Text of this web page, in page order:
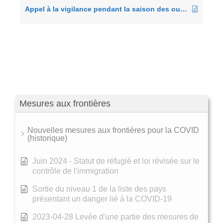
Mesures aux frontières
Nouvelles mesures aux frontières pour la COVID
(historique)
Juin 2024 - Statut de réfugié et loi révisée sur le
contrôle de l'immigration
Sortie du niveau 1 de la liste des pays
présentant un danger lié à la COVID-19
2023-04-28 Levée d'une partie des mesures de
Appel à la vigilance pendant la saison des ouragans (hors du Japon) (2025)